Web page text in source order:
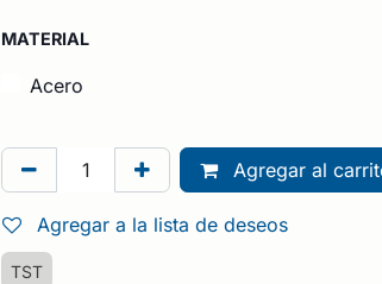
MATERIAL
Acero
Agregar al
Agregar a la lista de deseos
TST